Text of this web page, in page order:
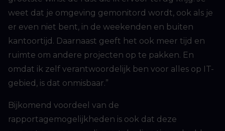
weet dat je omgeving gemonitord wordt, ook als je
er even niet bent, in de weekenden en buiten
kantoortijd. Daarnaast geeft het ook meer tijd en
ruimte om andere projecten op te pakken. En
omdat ik zelf verantwoordelijk ben voor alles op IT-
gebied, is dat onmisbaar.”
Bijkomend voordeel van de
rapportagemogelijkheden is ook dat deze